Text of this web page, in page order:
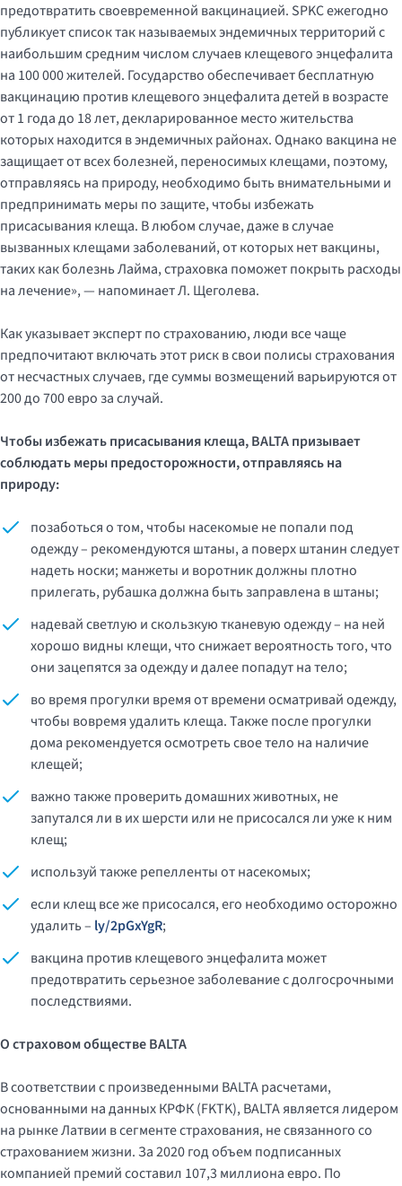
предотвратить своевременной вакцинацией. SPKC ежегодно
публикует список так называемых эндемичных территорий с
наибольшим средним числом случаев клещевого энцефалита
на 100 000 жителей. Государство обеспечивает бесплатную
вакцинацию против клещевого энцефалита детей в возрасте
от 1 года до 18 лет, декларированное место жительства
которых находится в эндемичных районах. Однако вакцина не
защищает от всех болезней, переносимых клещами, поэтому,
отправляясь на природу, необходимо быть внимательными и
предпринимать меры по защите, чтобы избежать
присасывания клеща. В любом случае, даже в случае
вызванных клещами заболеваний, от которых нет вакцины,
таких как болезнь Лайма, страховка поможет покрыть расходы
на лечение», — напоминает Л. Щеголева.
Как указывает эксперт по страхованию, люди все чаще
предпочитают включать этот риск в свои полисы страхования
от несчастных случаев, где суммы возмещений варьируются от
200 до 700 евро за случай.
Чтобы избежать присасывания клеща,BALTAпризывает
соблюдать меры предосторожности, отправляясь на
природу:
позаботься о том, чтобы насекомые не попали под
одежду – рекомендуются штаны, а поверх штанин следует
надеть носки; манжеты и воротник должны плотно
прилегать, рубашка должна быть заправлена в штаны;
надевай светлую и скользкую тканевую одежду – на ней
хорошо видны клещи, что снижает вероятность того, что
они зацепятся за одежду и далее попадут на тело;
во время прогулки время от времени осматривай одежду,
чтобы вовремя удалить клеща. Также после прогулки
дома рекомендуется осмотреть свое тело на наличие
клещей;
важно также проверить домашних животных, не
запутался ли в их шерсти или не присосался ли уже к ним
клещ;
используй также репелленты от насекомых;
если клещ все же присосался, его необходимо осторожно
удалить – ly/2pGxYgR;
вакцина против клещевого энцефалита может
предотвратить серьезное заболевание с долгосрочными
последствиями.
О страховом обществеBALTA
В соответствии с произведенными BALTA расчетами,
основанными на данных КРФК (FKTK), BALTA является лидером
на рынке Латвии в сегменте страхования, не связанного со
страхованием жизни. За 2020 год объем подписанных
компанией премий составил 107,3 миллиона евро. По